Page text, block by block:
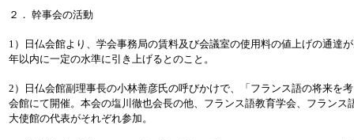
２． 幹事会の活動
1）日仏会館より、学会事務局の賃料及び会議室の使用料の値上げの通達
年以内に一定の水準に引き上げるとのこと。
2）日仏会館副理事長の小林善彦氏の呼びかけで、「フランス語の将来を
会館にて開催。本会の塩川徹也会長の他、フランス語教育学会、フランス
大使館の代表がそれぞれ参加。